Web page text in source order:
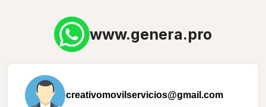
www.genera.pro
creativomovilservicios@gmail.com